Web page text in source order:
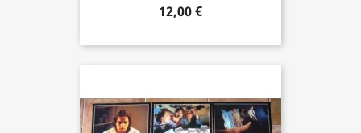
12,00 €